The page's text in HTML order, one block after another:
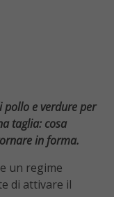
pollo e verdure per
taglia: cosa
in forma.
un regime
di attivare il